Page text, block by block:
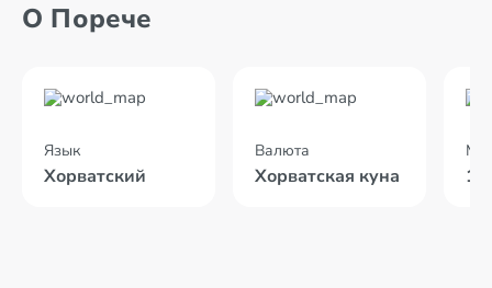
О Порече
Язык
Хорватский
Валюта
Хорватская куна